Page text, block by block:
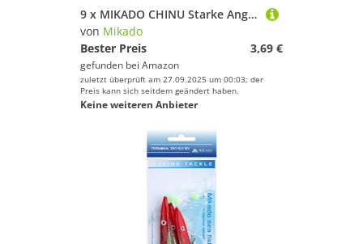
9 x MIKADO CHINU Starke Angelhaken Größe 6 mit zusätzliche Widerhaken am Schenkel
von Mikado
Bester Preis
3,69 €
gefunden bei Amazon
zuletzt überprüft am 27.09.2025 um 00:03; der
Preis kann sich seitdem geändert haben.
Keine weiteren Anbieter